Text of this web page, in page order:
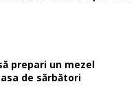
prepari un mezel
de sărbători